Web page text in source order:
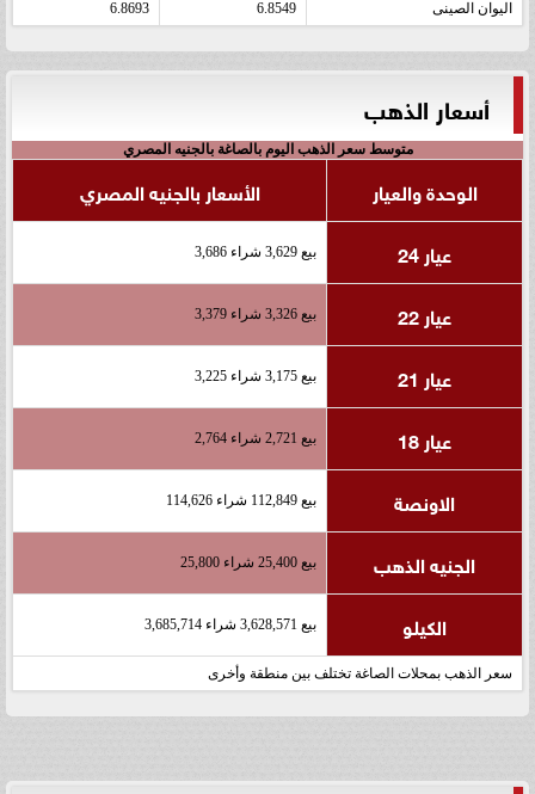
اليوان الصينى 6.8549
6.8693
أسعار الذهب
متوسط سعر الذهب اليوم بالصاغة بالجنيه المصري
الوحدة والعيار
الأسعار بالجنيه المصري
عيار 24
بيع 3,629 شراء 3,686
عيار 22 بيع 3,326 شراء 3,379
عيار 21 بيع 3,175 شراء 3,225
عيار 18 بيع 2,721 شراء 2,764
الاونصة بيع 112,849 شراء 114,626
الجنيه الذهب بيع 25,400 شراء 25,800
الكيلو بيع 3,628,571 شراء 3,685,714
سعر الذهب بمحلات الصاغة تختلف بين منطقة وأخرى